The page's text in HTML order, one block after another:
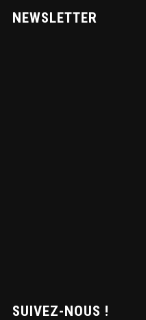
NEWSLETTER
SUIVEZ-NOUS !